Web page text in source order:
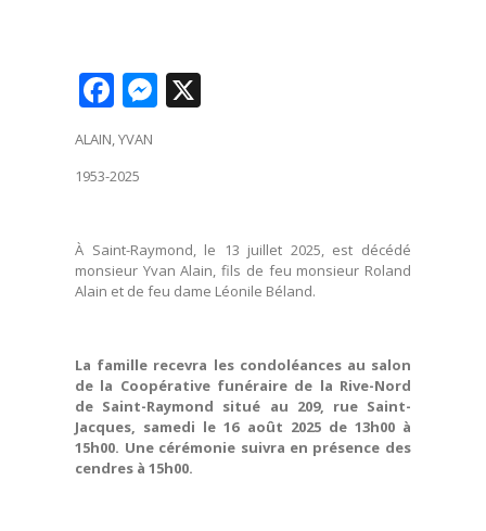
Facebook
Messenger
ALAIN, YVAN
1953-2025
À Saint-Raymond, le 13 juillet 2025, est décédé
monsieur Yvan Alain, fils de feu monsieur Roland
Alain et de feu dame Léonile Béland.
La famille recevra les condoléances au salon
de la Coopérative funéraire de la Rive-Nord
de Saint-Raymond situé au 209, rue Saint-
Jacques, samedi le 16 août 2025 de 13h00 à
15h00. Une cérémonie suivra en présence des
cendres à 15h00.